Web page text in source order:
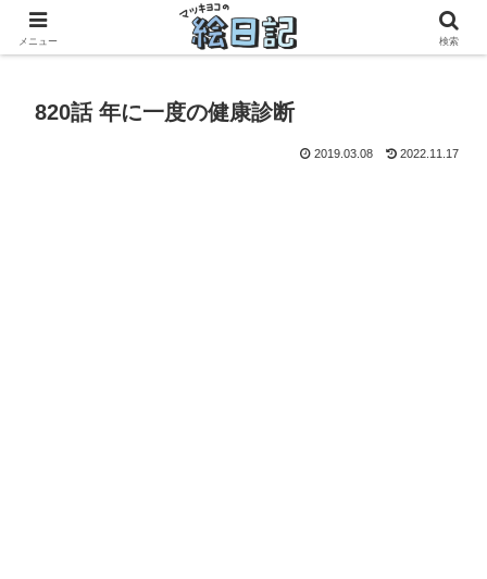
滋賀に移住した50代元主婦、フリーランス×パートの毎日
820話 年に一度の健康診断
2019.03.08 2022.11.17
メニュー 検索